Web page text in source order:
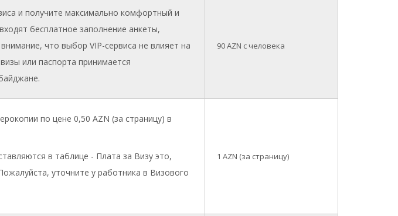
и получите максимально комфортный и
бесплатное заполнение анкеты,
что выбор VIP-сервиса не влияет на
или паспорта принимается
90AZN с человека
по цене 0,50 AZN (за страницу) в
в таблице - Плата за Визу это,
уточните у работника в Визового
1 AZN (за страницу)